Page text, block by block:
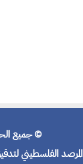
© جميع
المرصد الفلسطيني